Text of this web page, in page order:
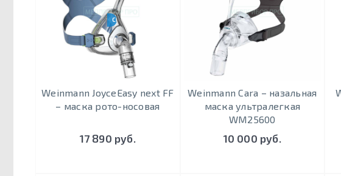
CPAP-BPAP-НВЛ
Weinmann JoyceEasy next FF
– маска рото-носовая
17 890 руб.
Weinmann Cara – назальная
маска ультралегкая
WM25600
10 000 руб.